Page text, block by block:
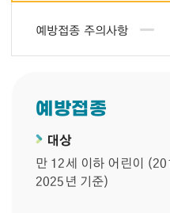
예방접종 주의사항
예방접종
대상
만 12세 이하 어린이
2025년 기준)